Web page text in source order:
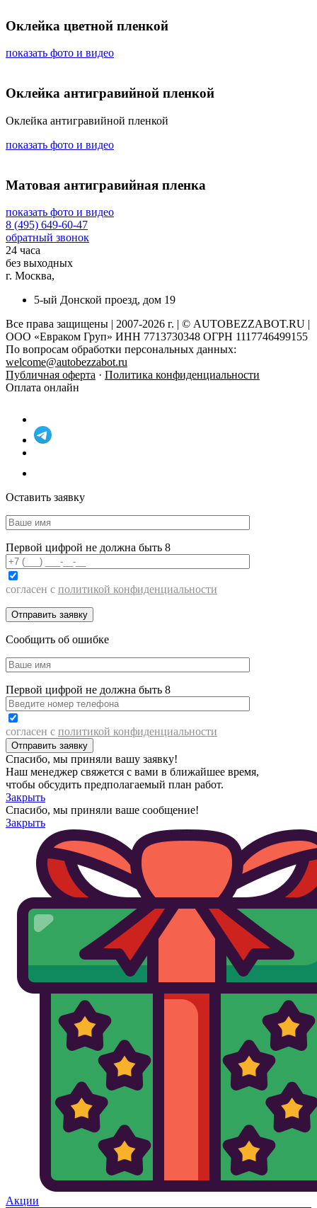
Оклейка цветной пленкой
показать фото и видео
Оклейка антигравийной пленкой
Оклейка антигравийной пленкой
показать фото и видео
Матовая антигравийная пленка
показать фото и видео
8 (495) 649-60-47
обратный звонок
24 часа
без выходных
г. Москва,
5-ый Донской проезд, дом 19
Все права защищены | 2007-2026 г. | © AUTOBEZZABOT.RU |
ООО «Евраком Груп» ИНН 7713730348 ОГРН 1117746499155
По вопросам обработки персональных данных:
welcome@autobezzabot.ru
Публичная оферта · Политика конфиденциальности
Оплата онлайн
Оставить заявку
Первой цифрой не должна быть 8
согласен с политикой конфиденциальности
Сообщить об ошибке
Первой цифрой не должна быть 8
согласен с политикой конфиденциальности
Спасибо, мы приняли вашу заявку!
Наш менеджер свяжется с вами в ближайшее время,
чтобы обсудить предполагаемый план работ.
Закрыть
Спасибо, мы приняли ваше сообщение!
Закрыть
Акции